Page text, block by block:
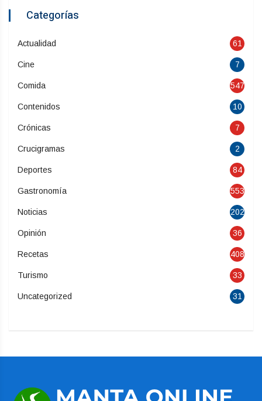
Categorías
Actualidad 61
Cine 7
Comida 547
Contenidos 10
Crónicas 7
Crucigramas 2
Deportes 84
Gastronomía 553
Noticias 202
Opinión 36
Recetas 408
Turismo 33
Uncategorized 31